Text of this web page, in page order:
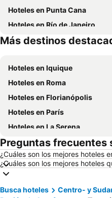
Hoteles en Punta Cana
Hoteles en Río de Janeiro
Hoteles en Curazao
Más destinos
Hoteles en Iquique
Hoteles en Roma
Hoteles en Florianópolis
Hoteles en París
Hoteles en La Serena
Hoteles en Miami Beach
Hoteles en Temuco
Hoteles en Las Vegas
Hoteles en Búzios
Preguntas frecuentes
¿Cuáles son los mejores hoteles
¿Cuáles son los mejores hoteles
Busca hoteles Centro- y